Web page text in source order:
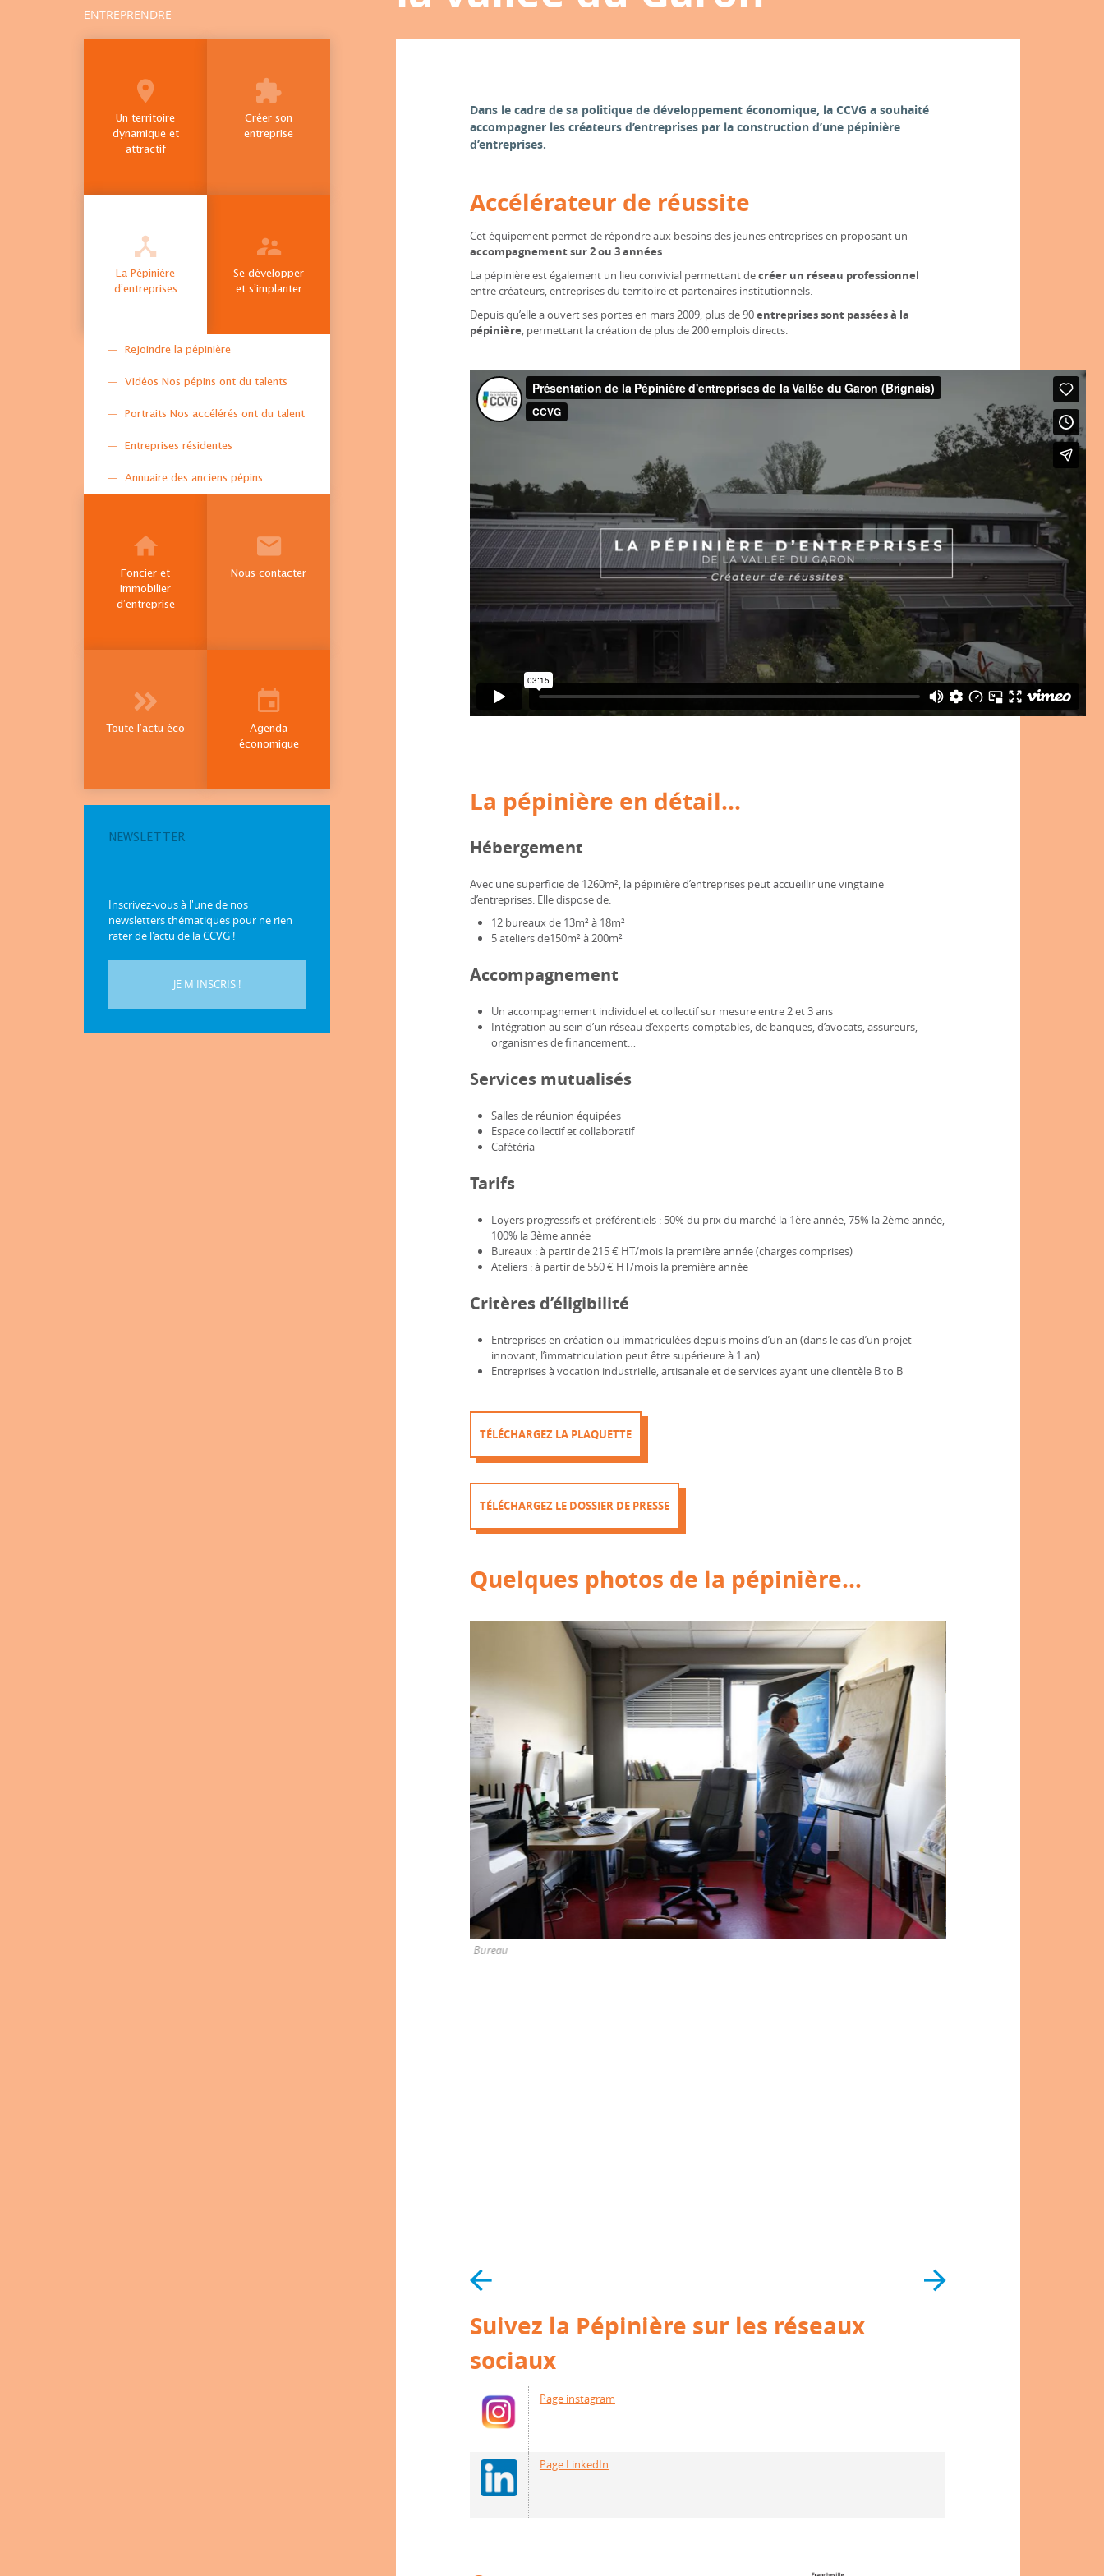
ENTREPRENDRE
Un territoire
dynamique et
attractif
Créer son
entreprise
La Pépinière
d’entreprises
Rejoindre la pépinière
Vidéos Nos pépins ont du talents
Portraits Nos accélérés ont du talent
Entreprises résidentes
Annuaire des anciens pépins
Se développer
et s’implanter
Foncier et
immobilier
d’entreprise
Nous contacter
Toute l’actu éco
Agenda
économique
NEWSLETTER
Inscrivez-vous à l'une de nos
newsletters thématiques pour ne rien
rater de l'actu de la CCVG !
JE M'INSCRIS !
Dans le cadre de sa politique de développement économique, la CCVG a souhaité
accompagner les créateurs d’entreprises par la construction d’une pépinière
d’entreprises.
Accélérateur de réussite
Cet équipement permet de répondre aux besoins des jeunes entreprises en proposant un
accompagnement sur 2 ou 3 années.
La pépinière est également un lieu convivial permettant decréer un réseau professionnel
entre créateurs, entreprises du territoire et partenaires institutionnels.
Depuis qu’elle a ouvert ses portes en mars 2009, plus de 90entreprises sont passées à la
pépinière, permettant la création de plus de 200 emplois directs.
La pépinière en détail...
Hébergement
Avec une superficie de 1260m², la pépinière d’entreprises peut accueillir une vingtaine
d’entreprises. Elle dispose de:
12 bureaux de 13m² à 18m²
5 ateliers de150m² à 200m²
Accompagnement
Un accompagnement individuel et collectif sur mesure entre 2 et 3 ans
Intégration au sein d’un réseau d’experts-comptables, de banques, d’avocats, assureurs,
organismes de financement…
Services mutualisés
Salles de réunion équipées
Espace collectif et collaboratif
Cafétéria
Tarifs
Loyers progressifs et préférentiels : 50% du prix du marché la 1ère année, 75% la 2ème année,
100% la 3ème année
Bureaux : à partir de 215 € HT/mois la première année (charges comprises)
Ateliers : à partir de 550 € HT/mois la première année
Critères d’éligibilité
Entreprises en création ou immatriculées depuis moins d’un an (dans le cas d’un projet
innovant, l’immatriculation peut être supérieure à 1 an)
Entreprises à vocation industrielle, artisanale et de services ayant une clientèle B to B
TÉLÉCHARGEZ LA PLAQUETTE
TÉLÉCHARGEZ LE DOSSIER DE PRESSE
Quelques photos de la pépinière…
Intérieur
Suivez la Pépinière sur les réseaux
sociaux
Page instagram
Page LinkedIn